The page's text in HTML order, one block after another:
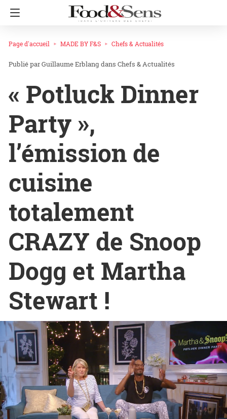
Page d'accueil MADE BY F&S Chefs & Actualités
Guillaume Erblang dans Chefs & Actualités
« Potluck Dinner
Party »,
l’émission de
cuisine
totalement
CRAZY de Snoop
Dogg et Martha
Stewart !